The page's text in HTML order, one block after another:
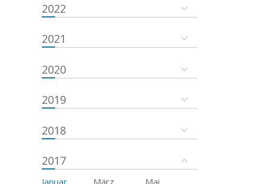
2022
2021
2020
2019
2018
2017
Januar März Mai